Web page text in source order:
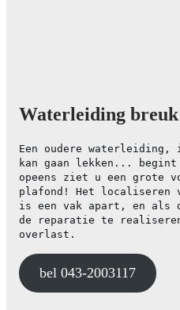
Waterleiding breuk
Een oudere waterleiding,
kan gaan lekken...
opeens ziet u een grote
plafond! Het localiseren
is een vak apart, en als
de reparatie te
overlast.
bel 043-2003117